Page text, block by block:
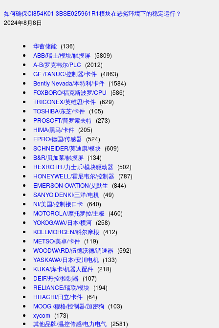
如何确保CI854K01 3BSE025961R1模块在恶劣环境下的稳定运行？
2024年8月8日
华蓄储能 (136)
ABB/瑞士/模块/触摸屏 (5809)
A-B/罗克韦尔/PLC (2012)
GE /FANUC/控制器/卡件 (4863)
Bently Nevada/本特利/卡件 (1584)
FOXBORO/福克斯波罗/CPU (586)
TRICONEX/英维思/卡件 (629)
TOSHIBA/东芝/卡件 (105)
PROSOFT/普罗索夫特 (273)
HIMA/黑马/卡件 (205)
EPRO/德国/传感器 (524)
SCHNEIDER/莫迪康/模块 (609)
B&R/贝加莱/触摸屏 (134)
REXROTH /力士乐/模块驱动器 (502)
HONEYWELL/霍尼韦尔/控制器 (787)
EMERSON OVATION/艾默生 (844)
SANYO DENKI/三洋/电机 (49)
NI/美国/控制接口卡 (640)
MOTOROLA/摩托罗拉/主板 (460)
YOKOGAWA/日本/横河 (258)
KOLLMORGEN/科尔摩根 (412)
METSO/美卓/卡件 (119)
WOODWARD/伍德沃德/调速器 (592)
YASKAWA/日本/安川电机 (133)
KUKA/库卡/机器人配件 (218)
DEIF/丹控/控制器 (107)
RELIANCE/瑞联/模块 (194)
HITACHI/日立/卡件 (64)
MOOG /穆格/控制器/加密狗 (103)
xycom (173)
其他品牌/温控传感/电力电气 (2581)